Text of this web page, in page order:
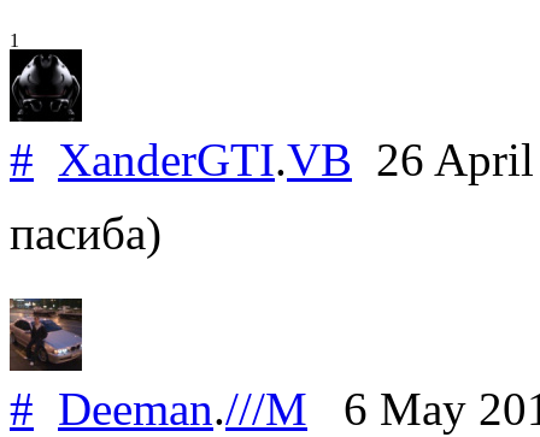
1
# XanderGTI.VB 26
пасиба)
# Deeman.///M 6 May